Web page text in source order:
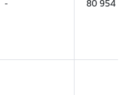
- 80 954